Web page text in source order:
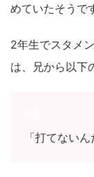
めていたそうで
2年生でスタメ
は、兄から以下
「打てない